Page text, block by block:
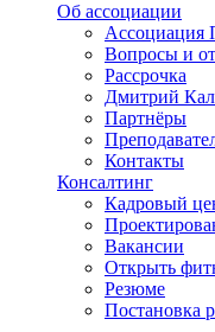
Об ассоциации
Ассоциация
Вопросы и
Рассрочка
Дмитрий
Партнёры
Контакты
Консалтинг
Кадровый
Вакансии
Открыть
Резюме
Постановка